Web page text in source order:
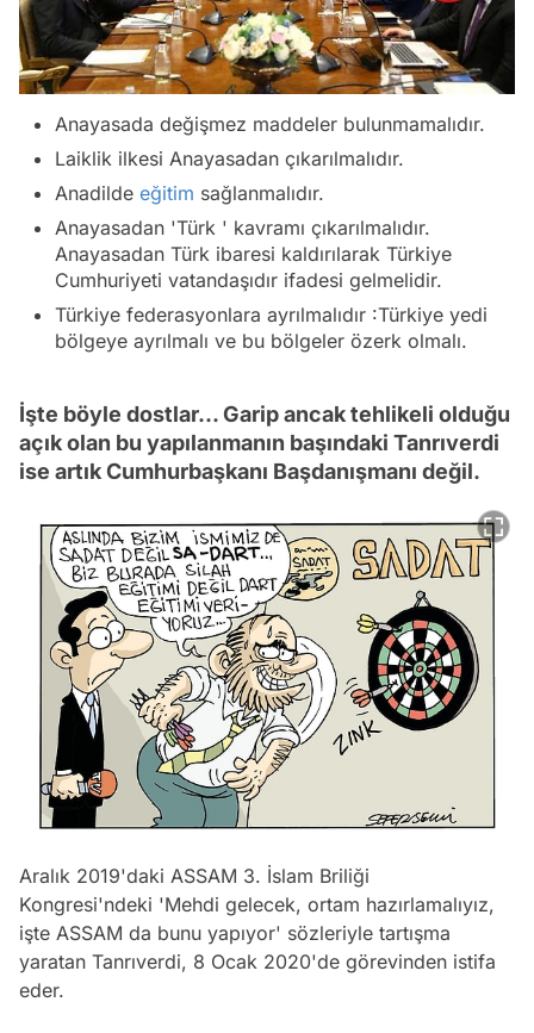
Anayasada değişmez maddeler bulunmamalıdır.
Laiklik ilkesi Anayasadan çıkarılmalıdır.
Anadilde eğitim sağlanmalıdır.
Anayasadan 'Türk ' kavramı çıkarılmalıdır.
Anayasadan Türk ibaresi kaldırılarak Türkiye
Cumhuriyeti vatandaşıdır ifadesi gelmelidir.
Türkiye federasyonlara ayrılmalıdır :Türkiye yedi
bölgeye ayrılmalı ve bu bölgeler özerk olmalı.
İşte böyle dostlar... Garip ancak tehlikeli olduğu
açık olan bu yapılanmanın başındaki Tanrıverdi
ise artık Cumhurbaşkanı Başdanışmanı değil.
Aralık 2019'daki ASSAM 3. İslam Briliği
Kongresi'ndeki 'Mehdi gelecek, ortam hazırlamalıyız,
işte ASSAM da bunu yapıyor' sözleriyle tartışma
yaratan Tanrıverdi, 8 Ocak 2020'de görevinden istifa
eder.